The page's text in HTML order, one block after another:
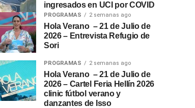
ingresados en UCI por COVID
PROGRAMAS 2 semanas ago
Hola Verano – 21 de Julio de
2026 – Entrevista Refugio de
Sori
PROGRAMAS 2 semanas ago
Hola Verano – 21 de Julio de
2026 – Cartel Feria Hellín 2026
clinic fútbol verano y
danzantes de Isso